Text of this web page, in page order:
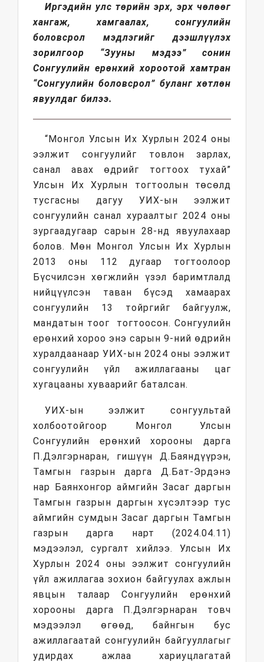
Иргэдийн улс төрийн эрх, эрх чөлөөг
хангаж, хамгаалах, сонгуулийн
боловсрол мэдлэгийг дээшлүүлэх
зорилгоор “Зууны мэдээ” сонин
Сонгуулийн ерөнхий хороотой хамтран
“Сонгуулийн боловсрол” буланг хөтлөн
явуулдаг билээ.
“Монгол Улсын Их Хурлын 2024 оны
ээлжит сонгуулийг товлон зарлах,
санал авах өдрийг тогтоох тухай”
Улсын Их Хурлын тогтоолын төсөлд
тусгасны дагуу УИХ-ын ээлжит
сонгуулийн санал хураалтыг 2024 оны
зургаадугаар сарын 28-нд явуулахаар
болов. Мөн Монгол Улсын Их Хурлын
2013 оны 112 дугаар тогтоолоор
Бүсчилсэн хөгжлийн үзэл баримтлалд
нийцүүлсэн таван бүсэд хамаарах
сонгуулийн 13 тойргийг байгуулж,
мандатын тоог тогтоосон. Сонгуулийн
ерөнхий хороо энэ сарын 9-ний өдрийн
хуралдаанаар УИХ-ын 2024 оны ээлжит
сонгуулийн үйл ажиллагааны цаг
хугацааны хуваарийг баталсан.
УИХ-ын ээлжит сонгуультай
холбоотойгоор Монгол Улсын
Сонгуулийн ерөнхий хорооны дарга
П.Дэлгэрнаран, гишүүн Д.Баяндүүрэн,
Тамгын газрын дарга Д.Бат-Эрдэнэ
нар Баянхонгор аймгийн Засаг даргын
Тамгын газрын даргын хүсэлтээр тус
аймгийн сумдын Засаг даргын Тамгын
газрын дарга нарт (2024.04.11)
мэдээлэл, сургалт хийлээ. Улсын Их
Хурлын 2024 оны ээлжит сонгуулийн
үйл ажиллагаа зохион байгуулах ажлын
явцын талаар Сонгуулийн ерөнхий
хорооны дарга П.Дэлгэрнаран товч
мэдээлэл өгөөд, байнгын бус
ажиллагаатай сонгуулийн байгууллагыг
удирдах ажлаа хариуцлагатай